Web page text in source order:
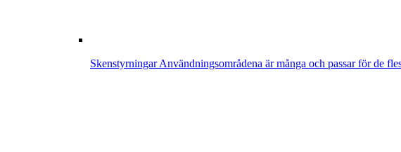
SkenstyrningarAnvändningsområdena är många och passar för de